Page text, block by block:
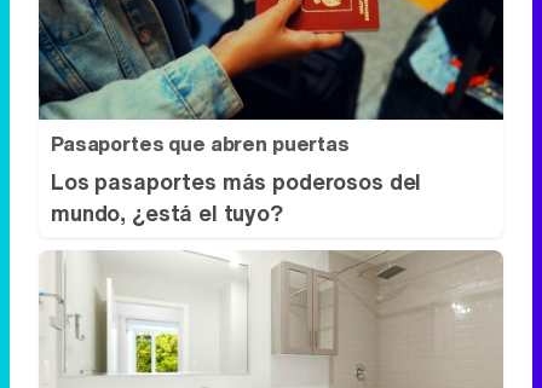
Pasaportes que abren puertas
Los pasaportes más poderosos del
mundo, ¿está el tuyo?